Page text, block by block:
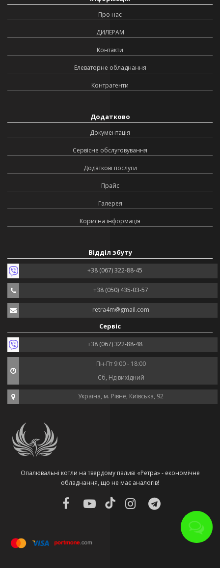
Про нас
ДИЛЕРАМ
Контакти
Елеваторне обладнання
Контрагенти
Додатково
Документація
Сервісне обслуговування
Додаткові послуги
Прайс
Галерея
Корисна інформація
Відділ збуту
+38 (067) 322-88-45
+38 (050) 435-03-57
retra4m@gmail.com
Сервіс
+38 (067) 322-88-48
Пн-Пт 9:00 - 18:00
Сб, Нд вихідний
Україна, м. Рівне, Київська, 92
Опалювальні котли на твердому паливі «Ретра» - економічне
обладнання, що не має аналогів!